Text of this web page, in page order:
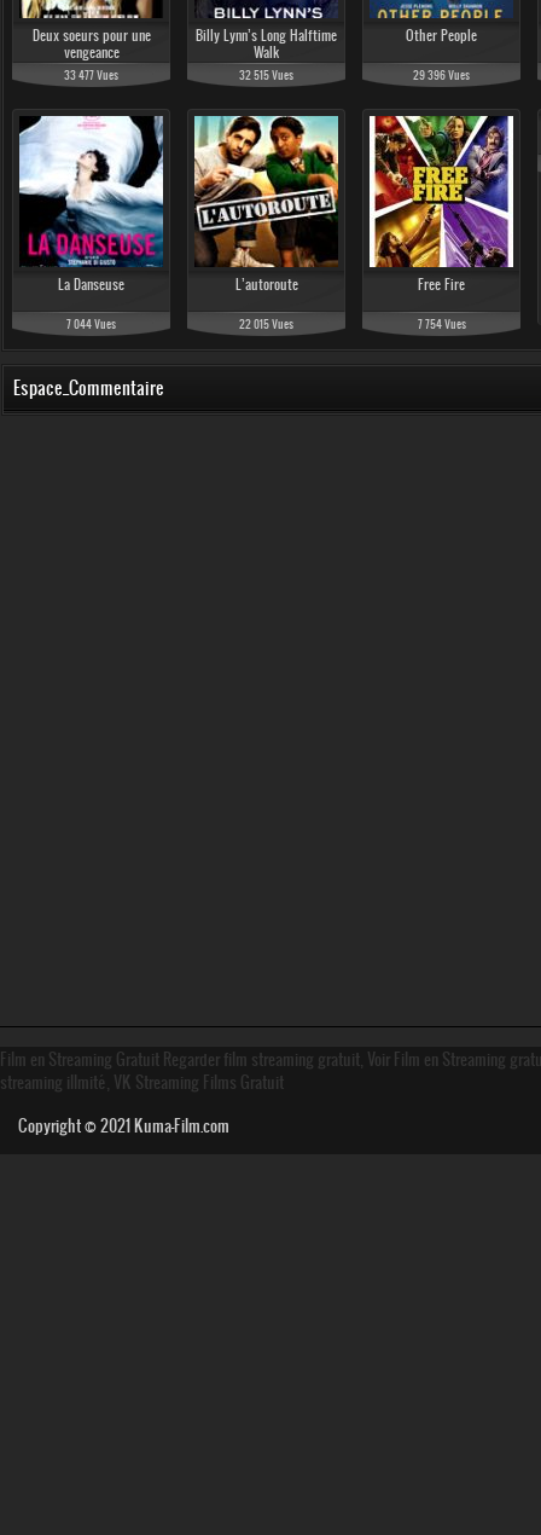
Deux soeurs pour une
vengeance
33 477 Vues
Billy Lynn’s Long Halftime
Walk
32 515 Vues
Other People
29 396 Vues
La Danseuse
7 044 Vues
L’autoroute
22 015 Vues
Free Fire
7 754 Vues
Espace_Commentaire
Film en Streaming Gratuit Regarder film streaming gratuit, Voir Film en Streaming
streaming illmité, VK Streaming Films Gratuit
Copyright © 2021Kuma-Film.com